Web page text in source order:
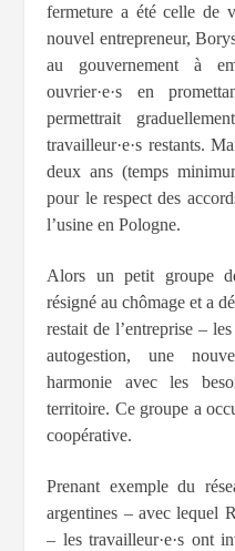
fermeture a été celle de
nouvel entrepreneur,
au gouvernement à
ouvrier·e·s en
permettrait
travailleur·e·s restants.
deux ans (temps
pour le respect des
l’usine en Pologne.
Alors un petit groupe
résigné au chômage et a
restait de l’entreprise –
autogestion, une
harmonie avec les
territoire. Ce groupe a
coopérative.
Prenant exemple du
argentines – avec lequel
– les travailleur·e·s ont